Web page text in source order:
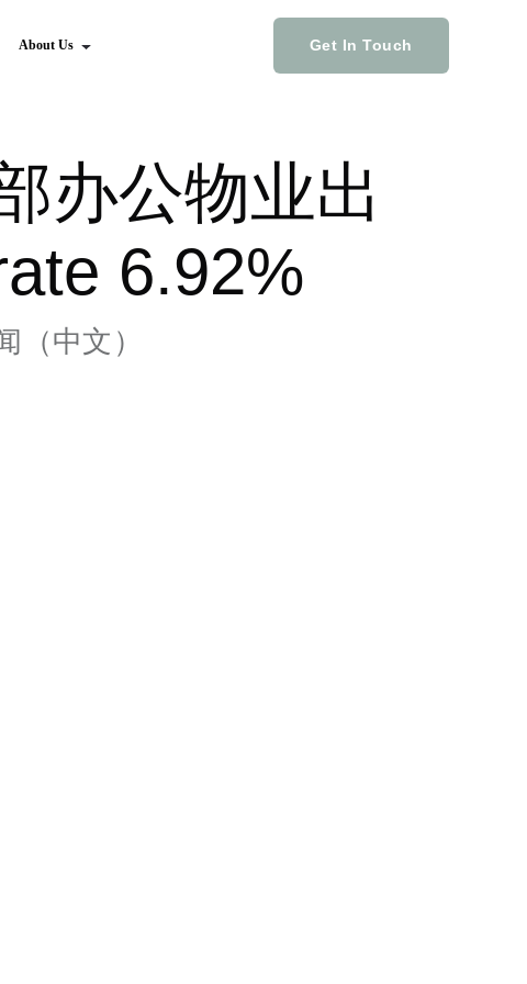
About Us Get In Touch
办公物业出
6.92%
（中文）